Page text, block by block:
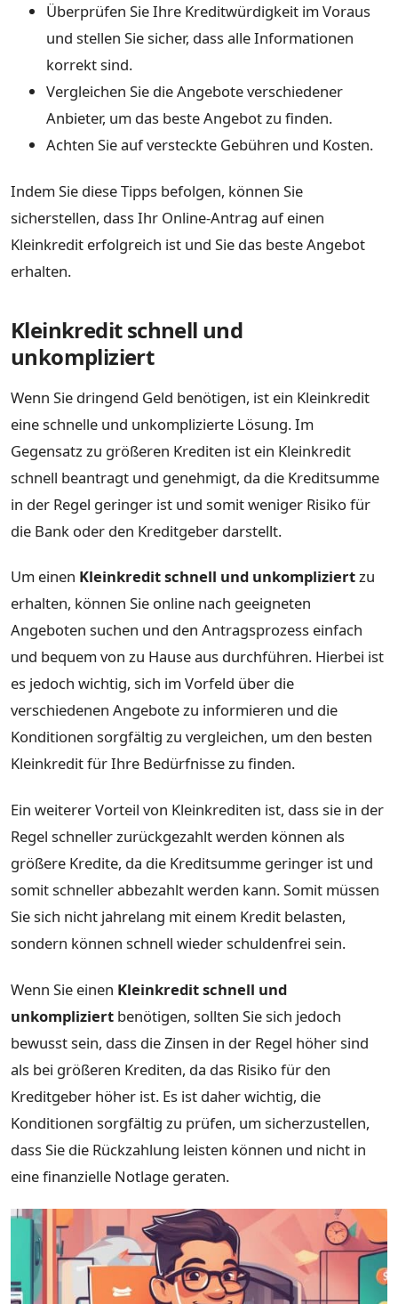
Überprüfen Sie Ihre Kreditwürdigkeit im Voraus
und stellen Sie sicher, dass alle Informationen
korrekt sind.
Vergleichen Sie die Angebote verschiedener
Anbieter, um das beste Angebot zu finden.
Achten Sie auf versteckte Gebühren und Kosten.
Indem Sie diese Tipps befolgen, können Sie
sicherstellen, dass Ihr Online-Antrag auf einen
Kleinkredit erfolgreich ist und Sie das beste Angebot
erhalten.
Kleinkredit schnell und
unkompliziert
Wenn Sie dringend Geld benötigen, ist ein Kleinkredit
eine schnelle und unkomplizierte Lösung. Im
Gegensatz zu größeren Krediten ist ein Kleinkredit
schnell beantragt und genehmigt, da die Kreditsumme
in der Regel geringer ist und somit weniger Risiko für
die Bank oder den Kreditgeber darstellt.
Um einen Kleinkredit schnell und unkompliziertzu
erhalten, können Sie online nach geeigneten
Angeboten suchen und den Antragsprozess einfach
und bequem von zu Hause aus durchführen. Hierbei ist
es jedoch wichtig, sich im Vorfeld über die
verschiedenen Angebote zu informieren und die
Konditionen sorgfältig zu vergleichen, um den besten
Kleinkredit für Ihre Bedürfnisse zu finden.
Ein weiterer Vorteil von Kleinkrediten ist, dass sie in der
Regel schneller zurückgezahlt werden können als
größere Kredite, da die Kreditsumme geringer ist und
somit schneller abbezahlt werden kann. Somit müssen
Sie sich nicht jahrelang mit einem Kredit belasten,
sondern können schnell wieder schuldenfrei sein.
Wenn Sie einen Kleinkredit schnell und
unkompliziert benötigen, sollten Sie sich jedoch
bewusst sein, dass die Zinsen in der Regel höher sind
als bei größeren Krediten, da das Risiko für den
Kreditgeber höher ist. Es ist daher wichtig, die
Konditionen sorgfältig zu prüfen, um sicherzustellen,
dass Sie die Rückzahlung leisten können und nicht in
eine finanzielle Notlage geraten.